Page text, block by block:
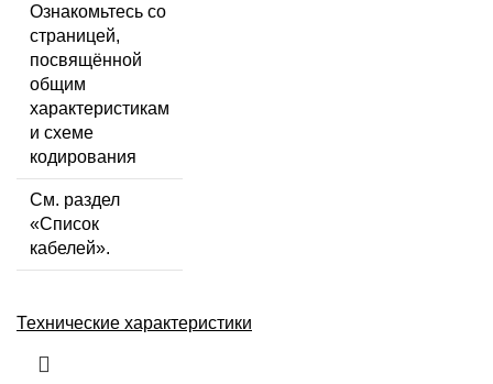
Ознакомьтесь со
страницей,
посвящённой
общим
характеристикам
и схеме
кодирования
См. раздел
«Список
кабелей».
Технические характеристики